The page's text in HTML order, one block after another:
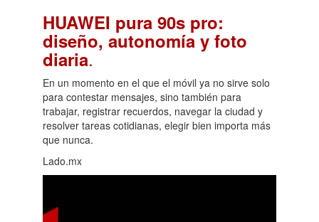
HUAWEI pura 90s pro:
diseño, autonomía y foto
diaria.
En un momento en el que el móvil ya no sirve solo
para contestar mensajes, sino también para
trabajar, registrar recuerdos, navegar la ciudad y
resolver tareas cotidianas, elegir bien importa más
que nunca.
Lado.mx